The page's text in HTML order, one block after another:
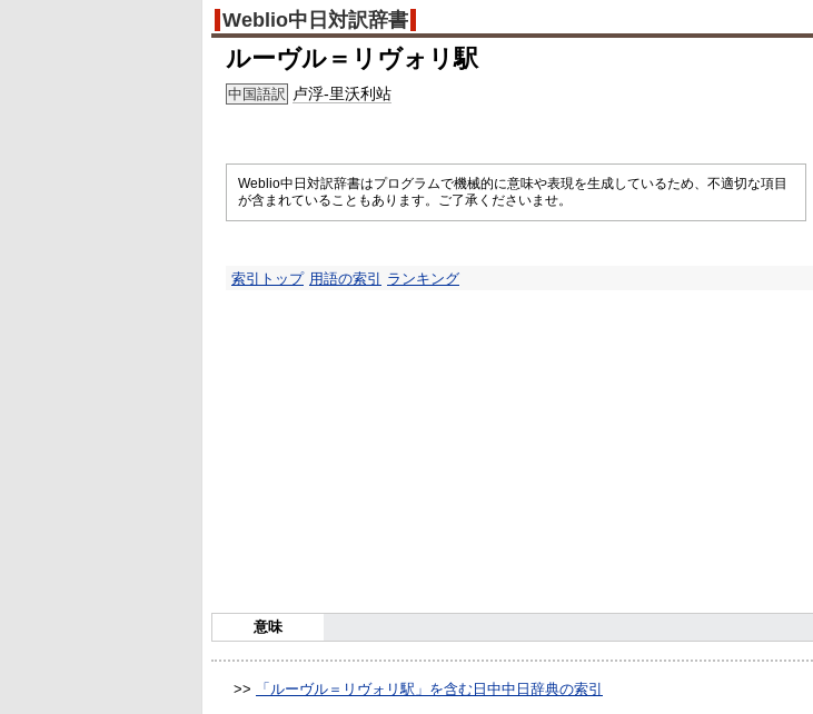
Weblio中日対訳辞書
ルーヴル＝リヴォリ駅
中国語訳 卢浮-里沃利站
Weblio中日対訳辞書はプログラムで機械的に意味や表現を生成しているため、不適切な項目
が含まれていることもあります。ご了承くださいませ。
索引トップ 用語の索引 ランキング
意味
>> 「ルーヴル＝リヴォリ駅」を含む日中中日辞典の索引